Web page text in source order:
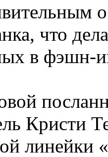
что
в фэшн-
Кристи
линейки